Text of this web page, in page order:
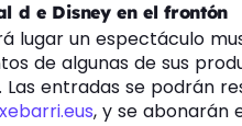
d e Disney en el frontón
lugar un espectáculo
de algunas de sus
Las entradas se podrán
, y se abonarán